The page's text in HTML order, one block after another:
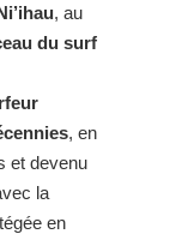
, au
du surf
, en
et devenu
la
en